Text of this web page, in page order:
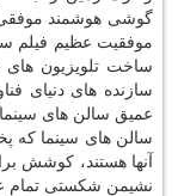
گوشی هوشمند موفقی
ساخت تلویزیون
سازنده های دنیای
عمیق سالن های سینما
سالن های سینما كه
آنها هستند، كوشش
نشیمن شكستی تمام